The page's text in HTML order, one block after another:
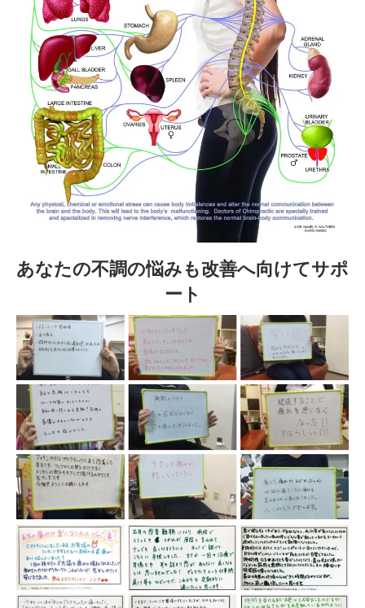
あなたの不調の悩みも改善へ向けてサポ
ート